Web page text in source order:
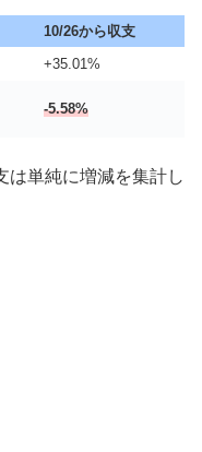
10/26から収支
+35.01%
-5.58%
は単純に増減を集計し